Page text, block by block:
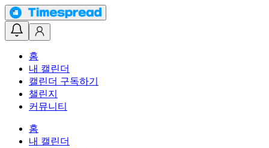
홈
내 캘린더
캘린더 구독하기
챌린지
커뮤니티
홈
내 캘린더